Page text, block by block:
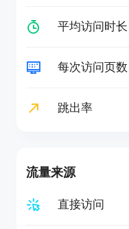
平均访问时长
每次访问页数
跳出率
流量来源
直接访问